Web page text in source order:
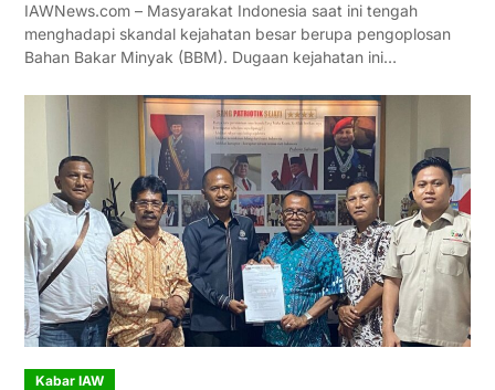
IAWNews.com – Masyarakat Indonesia saat ini tengah
menghadapi skandal kejahatan besar berupa pengoplosan
Bahan Bakar Minyak (BBM). Dugaan kejahatan ini…
Kabar IAW